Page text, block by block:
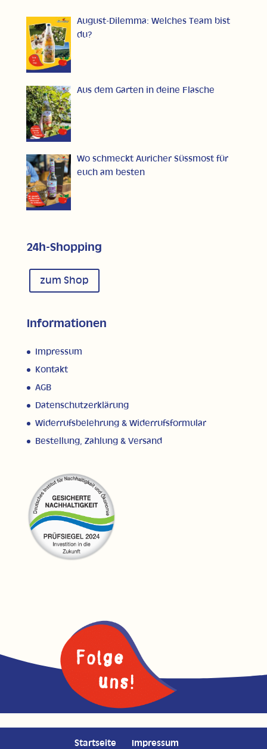
August-Dilemma: Welches Team bist
du?
Aus dem Garten in deine Flasche
Wo schmeckt Auricher Süssmost für
euch am besten
24h-Shopping
zum Shop
Informationen
Impressum
Kontakt
AGB
Datenschutzerklärung
Widerrufsbelehrung & Widerrufsformular
Bestellung, Zahlung & Versand
Startseite Impressum